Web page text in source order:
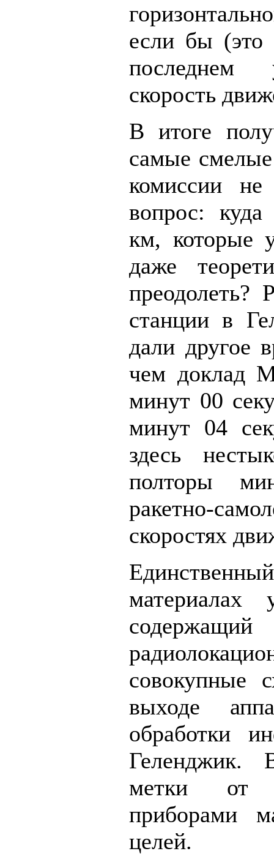
если бы (это
последнем
скорость
В итоге
самые
комиссии
вопрос:
км, которые
даже
преодолеть?
станции в
дали другое
чем доклад
минут 00
минут 04
здесь
полторы
ракетно-
скоростях
материалах
совокупные
выходе
обработки
Геленджик.
метки от
приборами
целей.